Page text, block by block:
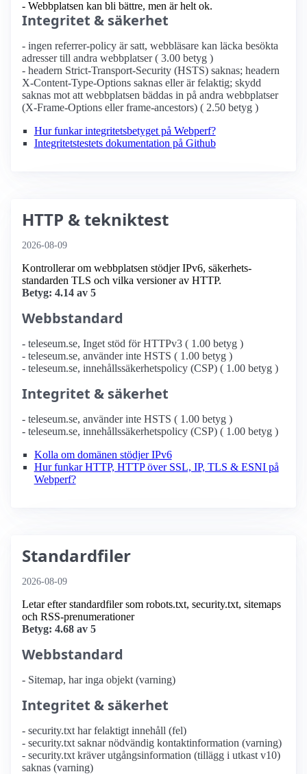
- Webbplatsen kan bli bättre, men är helt ok.
Integritet & säkerhet
- ingen referrer-policy är satt, webbläsare kan läcka besökta
adresser till andra webbplatser ( 3.00 betyg )
- headern Strict-Transport-Security (HSTS) saknas; headern
X-Content-Type-Options saknas eller är felaktig; skydd
saknas mot att webbplatsen bäddas in på andra webbplatser
(X-Frame-Options eller frame-ancestors) ( 2.50 betyg )
Hur funkar integritetsbetyget på Webperf?
Integritetstestets dokumentation på Github
HTTP & tekniktest
2026-08-09
Kontrollerar om webbplatsen stödjer IPv6, säkerhets­
standarden TLS och vilka versioner av HTTP.
Betyg: 4.14 av 5
Webbstandard
- teleseum.se, Inget stöd för HTTPv3 ( 1.00 betyg )
- teleseum.se, använder inte HSTS ( 1.00 betyg )
- teleseum.se, innehållssäkerhetspolicy (CSP) ( 1.00 betyg )
Integritet & säkerhet
- teleseum.se, använder inte HSTS ( 1.00 betyg )
- teleseum.se, innehållssäkerhetspolicy (CSP) ( 1.00 betyg )
Kolla om domänen stödjer IPv6
Hur funkar HTTP, HTTP över SSL, IP, TLS & ESNI på
Webperf?
Standardfiler
2026-08-09
Letar efter standardfiler som robots.txt, security.txt, sitemaps
och RSS-prenumerationer
Betyg: 4.68 av 5
Webbstandard
- Sitemap, har inga objekt (varning)
Integritet & säkerhet
- security.txt har felaktigt innehåll (fel)
- security.txt saknar nödvändig kontaktinformation (varning)
- security.txt kräver utgångsinformation (tillägg i utkast v10)
saknas (varning)